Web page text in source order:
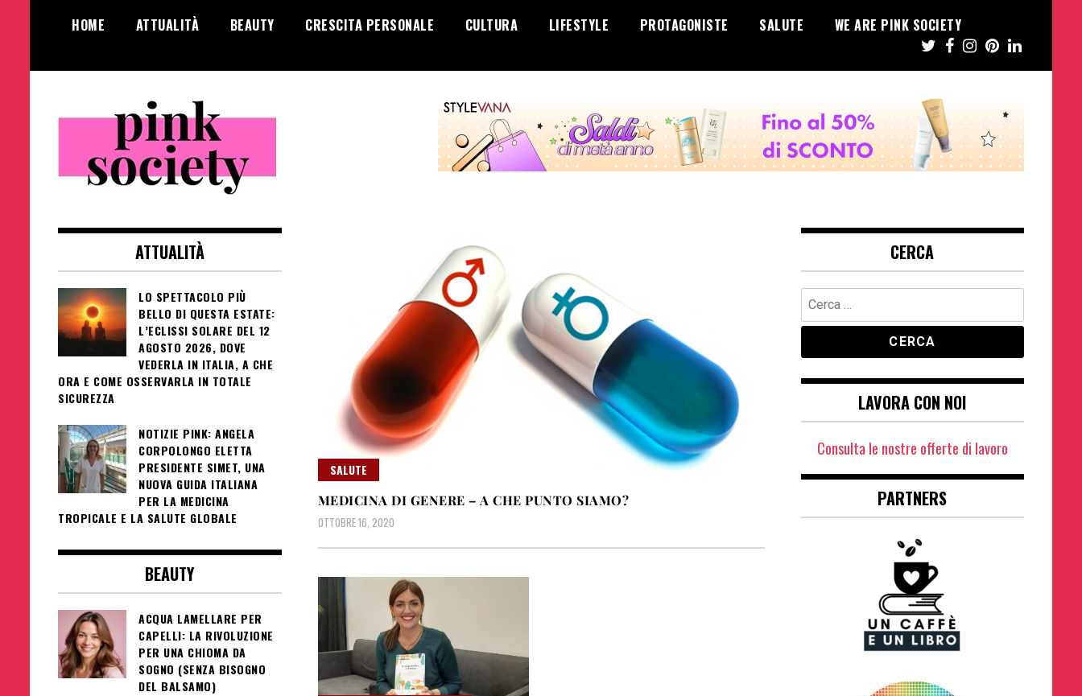
HOME ATTUALITÀ BEAUTY CRESCITA PERSONALE CULTURA LIFESTYLE PROTAGONISTE SALUTE WE ARE PINK SOCIETY
Pink Society
femminile
SALUTE
MEDICINA DI GENERE – A CHE PUNTO SIAMO?
OTTOBRE 16, 2020
ATTUALITÀ
LO SPETTACOLO PIÙ
BELLO DI QUESTA ESTATE:
L’ECLISSI SOLARE DEL 12
AGOSTO 2026, DOVE
VEDERLA IN ITALIA, A CHE
ORA E COME OSSERVARLA IN TOTALE
SICUREZZA
NOTIZIE PINK: ANGELA
CORPOLONGO ELETTA
PRESIDENTE SIMET, UNA
NUOVA GUIDA ITALIANA
PER LA MEDICINA
TROPICALE E LA SALUTE GLOBALE
BEAUTY
ACQUA LAMELLARE PER
CAPELLI: LA RIVOLUZIONE
PER UNA CHIOMA DA
SOGNO (SENZA BISOGNO
DEL BALSAMO)
CERCA
Ricerca
per:
LAVORA CON NOI
Consulta le nostre offerte di lavoro
PARTNERS